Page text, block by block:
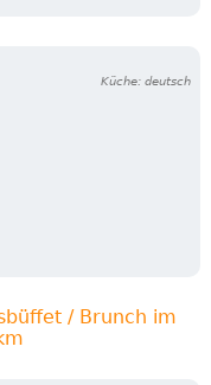
Küche: deutsch
/ Brunch im